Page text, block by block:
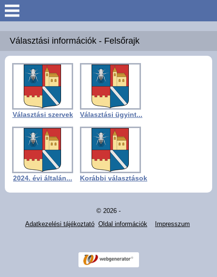
Keresés
Köszöntő
Hírek
Felsőrajk
Polgármesteri Hivatal
Intézmények
Közérdekű adatok -
Felsőrajk
Választási információk -
Választási információk - Felsőrajk
Választási szervek Választási ügyint...
2024. évi általán... Korábbi választások
© 2026 -
Adatkezelési tájékoztató Oldal információk Impresszum